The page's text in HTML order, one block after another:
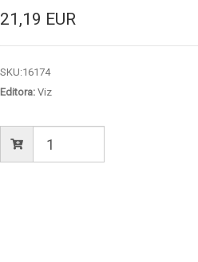
21,19 EUR
SKU:16174
Editora:Viz